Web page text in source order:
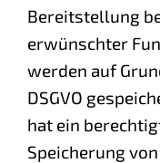
Bereitstellung
erwünschter
werden auf
DSGVO
hat ein
Speicherung